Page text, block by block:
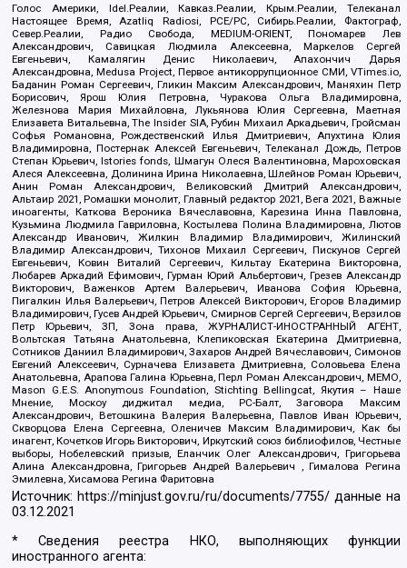
Голос Америки, Idel.Реалии, Кавказ.Реалии, Крым.Реалии, Телеканал
Настоящее Время, Azatliq Radiosi, PCE/PC, Сибирь.Реалии, Фактограф,
Север.Реалии, Радио Свобода, MEDIUM-ORIENT, Пономарев Лев
Александрович, Савицкая Людмила Алексеевна, Маркелов Сергей
Евгеньевич, Камалягин Денис Николаевич, Апахончич Дарья
Александровна, Medusa Project, Первое антикоррупционное СМИ, VTimes.io,
Баданин Роман Сергеевич, Гликин Максим Александрович, Маняхин Петр
Борисович, Ярош Юлия Петровна, Чуракова Ольга Владимировна,
Железнова Мария Михайловна, Лукьянова Юлия Сергеевна, Маетная
Елизавета Витальевна, The Insider SIA, Рубин Михаил Аркадьевич, Гройсман
Софья Романовна, Рождественский Илья Дмитриевич, Апухтина Юлия
Владимировна, Постернак Алексей Евгеньевич, Телеканал Дождь, Петров
Степан Юрьевич, Istories fonds, Шмагун Олеся Валентиновна, Мароховская
Алеся Алексеевна, Долинина Ирина Николаевна, Шлейнов Роман Юрьевич,
Анин Роман Александрович, Великовский Дмитрий Александрович,
Альтаир 2021, Ромашки монолит, Главный редактор 2021, Вега 2021, Важные
иноагенты, Каткова Вероника Вячеславовна, Карезина Инна Павловна,
Кузьмина Людмила Гавриловна, Костылева Полина Владимировна, Лютов
Александр Иванович, Жилкин Владимир Владимирович, Жилинский
Владимир Александрович, Тихонов Михаил Сергеевич, Пискунов Сергей
Евгеньевич, Ковин Виталий Сергеевич, Кильтау Екатерина Викторовна,
Любарев Аркадий Ефимович, Гурман Юрий Альбертович, Грезев Александр
Викторович, Важенков Артем Валерьевич, Иванова София Юрьевна,
Пигалкин Илья Валерьевич, Петров Алексей Викторович, Егоров Владимир
Владимирович, Гусев Андрей Юрьевич, Смирнов Сергей Сергеевич, Верзилов
Петр Юрьевич, ЗП, Зона права, ЖУРНАЛИСТ-ИНОСТРАННЫЙ АГЕНТ,
Вольтская Татьяна Анатольевна, Клепиковская Екатерина Дмитриевна,
Сотников Даниил Владимирович, Захаров Андрей Вячеславович, Симонов
Евгений Алексеевич, Сурначева Елизавета Дмитриевна, Соловьева Елена
Анатольевна, Арапова Галина Юрьевна, Перл Роман Александрович, МЕМО,
Mason G.E.S. Anonymous Foundation, Stichting Bellingcat, Якутия – Наше
Мнение, Москоу диджитал медиа, РС-Балт, Заговора Максим
Александрович, Ветошкина Валерия Валерьевна, Павлов Иван Юрьевич,
Скворцова Елена Сергеевна, Оленичев Максим Владимирович, Как бы
инагент, Кочетков Игорь Викторович, Иркутский союз библиофилов, Честные
выборы, Нобелевский призыв, Еланчик Олег Александрович, Григорьева
Алина Александровна, Григорьев Андрей Валерьевич , Гималова Регина
Эмилевна, Хисамова Регина Фаритовна
Источник: https://minjust.gov.ru/ru/documents/7755/ данные на
03.12.2021
* Сведения реестра НКО, выполняющих функции
иностранного агента: